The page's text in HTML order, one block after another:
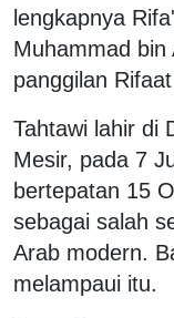
lengkapnya
Muhammad bin
panggilan
Tahtawi lahir di
Mesir, pada 7
bertepatan 15
sebagai salah
Arab modern.
melampaui itu.